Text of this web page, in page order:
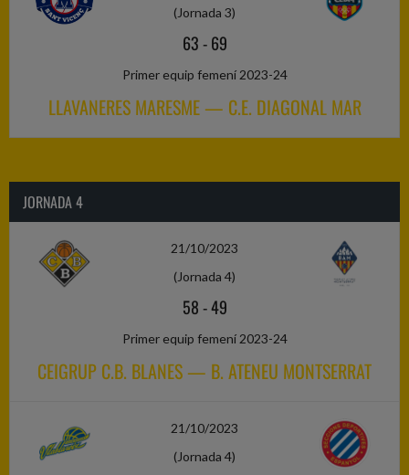
(Jornada 3)
63-69
Primer equip femení 2023-24
LLAVANERES MARESME — C.E. DIAGONAL MAR
JORNADA 4
21/10/2023
(Jornada 4)
58-49
Primer equip femení 2023-24
CEIGRUP C.B. BLANES — B. ATENEU MONTSERRAT
21/10/2023
(Jornada 4)